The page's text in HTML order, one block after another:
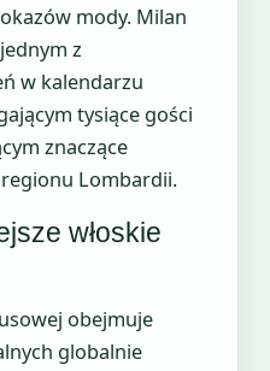
mody. Milan
z
w kalendarzu
tysiące gości
znaczące
Lombardii.
włoskie
obejmuje
globalnie